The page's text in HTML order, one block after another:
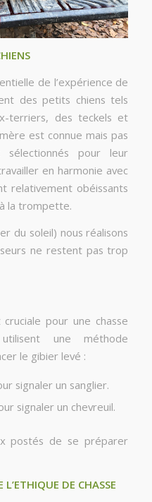
de l’expérience de
des petits chiens tels
terriers, des teckels et
est connue mais pas
pour leur
en harmonie avec
relativement obéissants
la trompette.
du soleil) nous réalisons
ne restent pas trop
pour une chasse
une méthode
le gibier levé :
signaler un sanglier.
signaler un chevreuil.
postés de se préparer
DE CHASSE